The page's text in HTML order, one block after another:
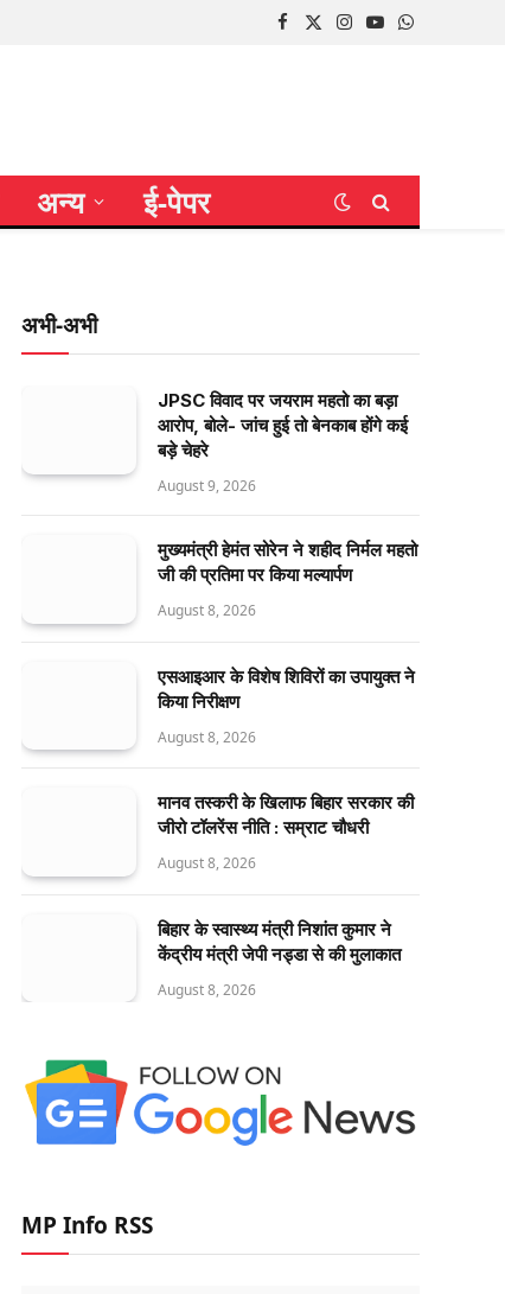
Facebook
X
Instagram
YouTubeWhatsApp
अन्य ई-पेपर
अभी-अभी
JPSC विवाद पर जयराम महतो का बड़ा
आरोप, बोले- जांच हुई तो बेनकाब होंगे कई
बड़े चेहरे
August 9, 2026
मुख्यमंत्री हेमंत सोरेन ने शहीद निर्मल महतो
जी की प्रतिमा पर किया मल्यार्पण
August 8, 2026
एसआइआर के विशेष शिविरों का उपायुक्त ने
किया निरीक्षण
August 8, 2026
मानव तस्करी के खिलाफ बिहार सरकार की
जीरो टॉलरेंस नीति : सम्राट चौधरी
August 8, 2026
बिहार के स्वास्थ्य मंत्री निशांत कुमार ने
केंद्रीय मंत्री जेपी नड्डा से की मुलाकात
August 8, 2026
MP Info RSS